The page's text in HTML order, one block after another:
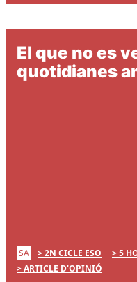
El que no es
quotidianes
SA 2N CICLE ESO 5
ARTICLE D'OPINIÓ